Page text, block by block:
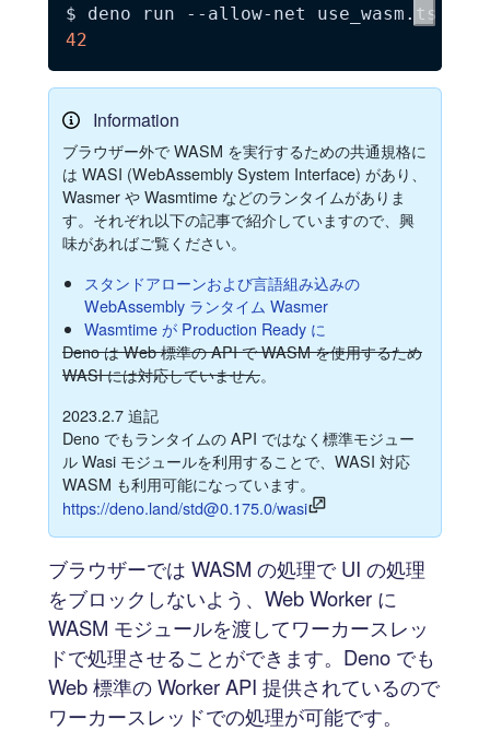
42
Information
ブラウザー外で WASM を実行するための共通規格に
は WASI (WebAssembly System Interface) があり、
Wasmer や Wasmtime などのランタイムがありま
す。それぞれ以下の記事で紹介していますので、興
味があればご覧ください。
スタンドアローンおよび言語組み込みの
WebAssembly ランタイム Wasmer
Wasmtime が Production Ready に
Deno は Web 標準の API で WASM を使用するため
WASI には対応していません。
2023.2.7 追記
Deno でもランタイムの API ではなく標準モジュー
ル Wasi モジュールを利用することで、WASI 対応
WASM も利用可能になっています。
https://deno.land/std@0.175.0/wasi
ブラウザーでは WASM の処理で UI の処理
をブロックしないよう、Web Worker に
WASM モジュールを渡してワーカースレッ
ドで処理させることができます。Deno でも
Web 標準の Worker API 提供されているので
ワーカースレッドでの処理が可能です。